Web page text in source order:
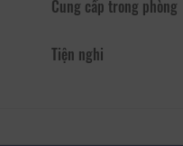
Cung cấp trong phòng
Tiện nghi